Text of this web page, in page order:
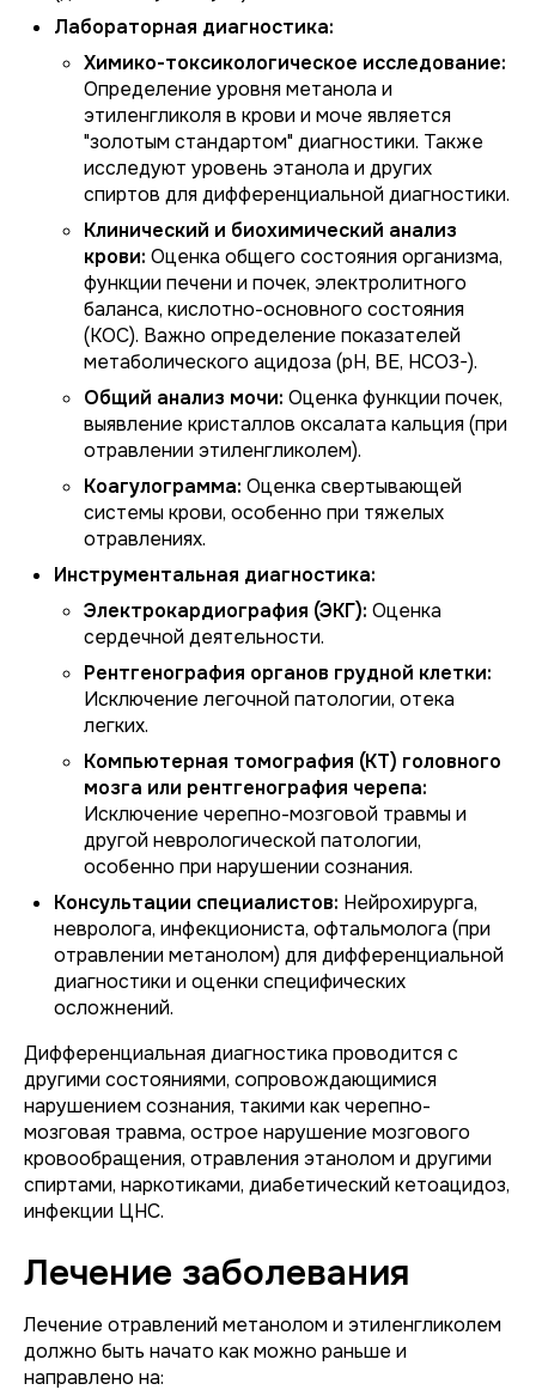
Лабораторная диагностика:
Химико-токсикологическое исследование:
Определение уровня метанола и
этиленгликоля в крови и моче является
"золотым стандартом" диагностики. Также
исследуют уровень этанола и других
спиртов для дифференциальной диагностики.
Клинический и биохимический анализ
крови: Оценка общего состояния организма,
функции печени и почек, электролитного
баланса, кислотно-основного состояния
(КОС). Важно определение показателей
метаболического ацидоза (pH, BE, HCO3-).
Общий анализ мочи: Оценка функции почек,
выявление кристаллов оксалата кальция (при
отравлении этиленгликолем).
Коагулограмма: Оценка свертывающей
системы крови, особенно при тяжелых
отравлениях.
Инструментальная диагностика:
Электрокардиография (ЭКГ): Оценка
сердечной деятельности.
Рентгенография органов грудной клетки:
Исключение легочной патологии, отека
легких.
Компьютерная томография (КТ) головного
мозга или рентгенография черепа:
Исключение черепно-мозговой травмы и
другой неврологической патологии,
особенно при нарушении сознания.
Консультации специалистов: Нейрохирурга,
невролога, инфекциониста, офтальмолога (при
отравлении метанолом) для дифференциальной
диагностики и оценки специфических
осложнений.
Дифференциальная диагностика проводится с
другими состояниями, сопровождающимися
нарушением сознания, такими как черепно-
мозговая травма, острое нарушение мозгового
кровообращения, отравления этанолом и другими
спиртами, наркотиками, диабетический кетоацидоз,
инфекции ЦНС.
Лечение заболевания
Лечение отравлений метанолом и этиленгликолем
должно быть начато как можно раньше и
направлено на: